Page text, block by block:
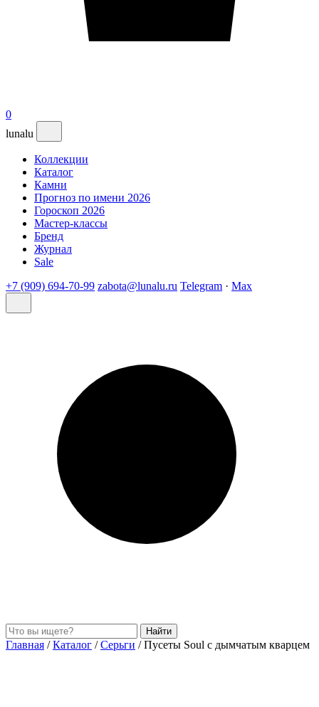
0
lunalu
Коллекции
Каталог
Камни
Прогноз по имени 2026
Гороскоп 2026
Мастер-классы
Бренд
Журнал
Sale
+7 (909) 694-70-99 zabota@lunalu.ru Telegram · Max
Найти
Главная / Каталог / Серьги / Пусеты Soul с дымчатым кварцем